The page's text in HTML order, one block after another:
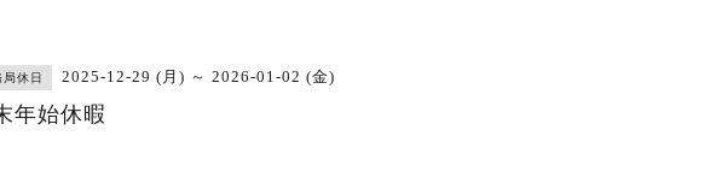
局休日 2025-12-29 (月) ～ 2026-01-02 (金)
年始休暇